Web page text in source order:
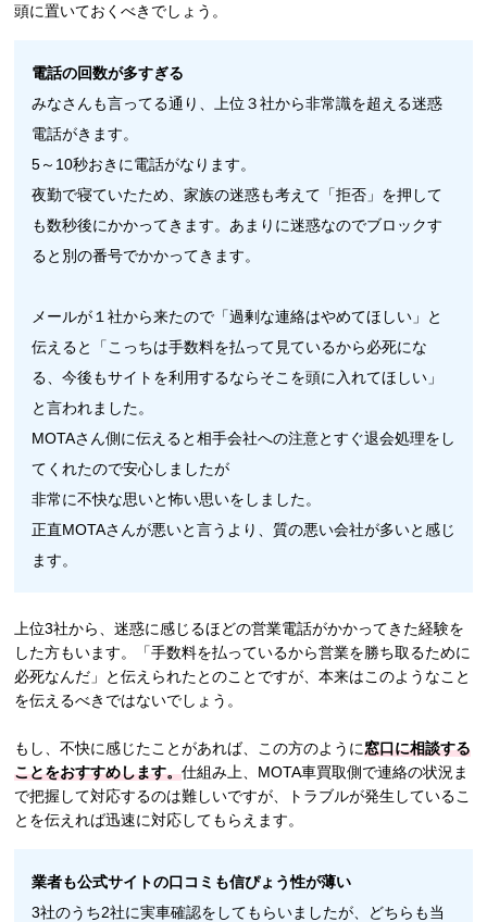
頭に置いておくべきでしょう。
電話の回数が多すぎる
みなさんも言ってる通り、上位３社から非常識を超える迷惑
電話がきます。
5～10秒おきに電話がなります。
夜勤で寝ていたため、家族の迷惑も考えて「拒否」を押して
も数秒後にかかってきます。あまりに迷惑なのでブロックす
ると別の番号でかかってきます。
メールが１社から来たので「過剰な連絡はやめてほしい」と
伝えると「こっちは手数料を払って見ているから必死にな
る、今後もサイトを利用するならそこを頭に入れてほしい」
と言われました。
MOTAさん側に伝えると相手会社への注意とすぐ退会処理をし
てくれたので安心しましたが
非常に不快な思いと怖い思いをしました。
正直MOTAさんが悪いと言うより、質の悪い会社が多いと感じ
ます。
上位3社から、迷惑に感じるほどの営業電話がかかってきた経験を
した方もいます。「手数料を払っているから営業を勝ち取るために
必死なんだ」と伝えられたとのことですが、本来はこのようなこと
を伝えるべきではないでしょう。
もし、不快に感じたことがあれば、この方のように窓口に相談する
ことをおすすめします。仕組み上、MOTA車買取側で連絡の状況ま
で把握して対応するのは難しいですが、トラブルが発生しているこ
とを伝えれば迅速に対応してもらえます。
業者も公式サイトの口コミも信ぴょう性が薄い
3社のうち2社に実車確認をしてもらいましたが、どちらも当